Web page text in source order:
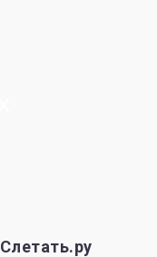
Слетать.ру